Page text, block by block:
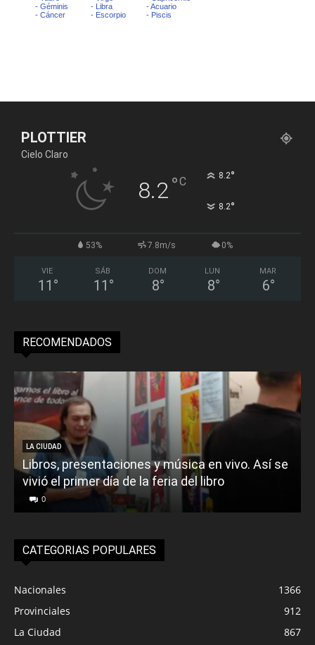
PLOTTIER
Cielo Claro
8.2°C 8.2°
8.2°
53% 7.8m/s 0%
VIE
11 °
SÁB
11 °
DOM
8°
LUN
8°
MAR
6°
RECOMENDADOS
LA CIUDAD
Libros, presentaciones y música en vivo. Así se
vivió el primer día de la feria del libro
0
CATEGORIAS POPULARES
Nacionales
1366
Provinciales
912
La Ciudad
867